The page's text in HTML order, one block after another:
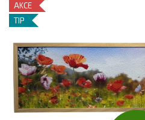
AKCE
TIP
Doporučujeme